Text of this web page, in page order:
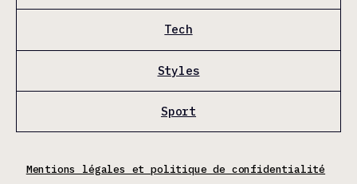
Tech
Styles
Sport
Mentions légales et politique de confidentialité